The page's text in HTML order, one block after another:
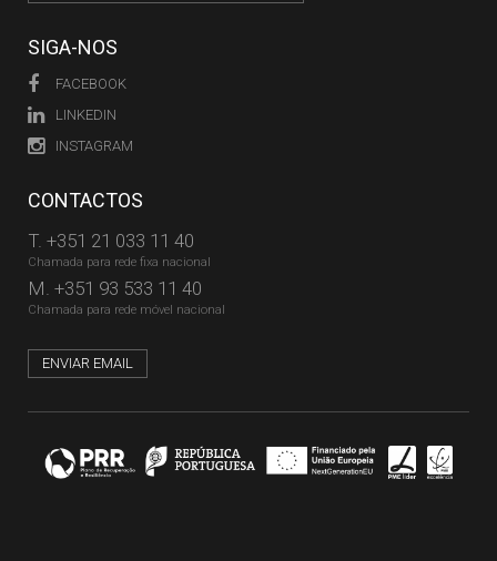
SIGA-NOS
FACEBOOK
LINKEDIN
INSTAGRAM
CONTACTOS
T. +351 21 033 11 40
Chamada para rede fixa nacional
M. +351 93 533 11 40
Chamada para rede móvel nacional
ENVIAR EMAIL